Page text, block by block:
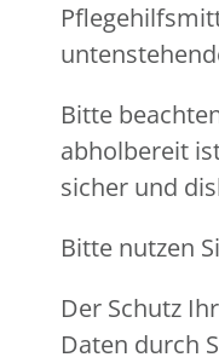
Bitte
abholbereit
sicher und
Bitte nutzen
Der Schutz
Daten durch